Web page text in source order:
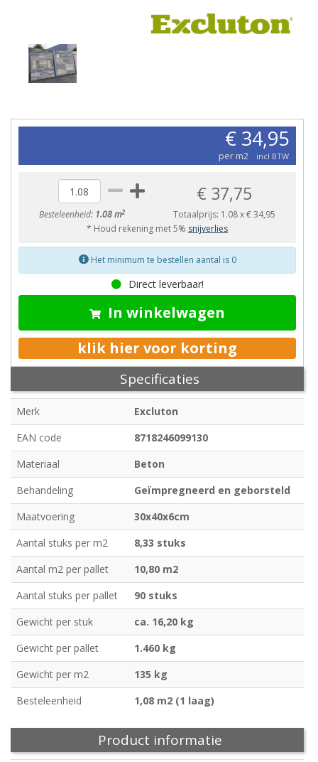
€ 34,95
per m2 incl BTW
Besteleenheid: 1.08 m2
€ 37,75
Totaalprijs: 1.08x€ 34,95
* Houd rekening met 5% snijverlies
Het minimum te bestellen aantal is 0
Direct leverbaar!
In winkelwagen
klik hier voor korting
Specificaties
Merk
Excluton
EAN code
8718246099130
Materiaal
Beton
Behandeling
Geïmpregneerd en geborsteld
Maatvoering
30x40x6cm
Aantal stuks per m2
8,33 stuks
Aantal m2 per pallet
10,80 m2
Aantal stuks per pallet
90 stuks
Gewicht per stuk
ca. 16,20 kg
Gewicht per pallet
1.460 kg
Gewicht per m2
135 kg
Besteleenheid
1,08 m2 (1 laag)
Product informatie